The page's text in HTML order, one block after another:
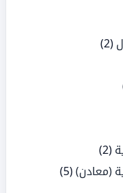
(2)
(2)
(معادن)(5)